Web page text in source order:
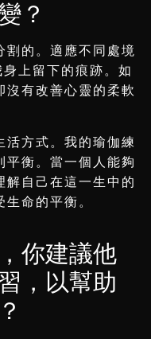
？
割的。適應不同處境
上留下的痕跡。如
沒有改善心靈的柔軟
活方式。我的瑜伽練
平衡。當一個人能夠
解自己在這一生中的
命的平衡。
你建議他
，以幫助